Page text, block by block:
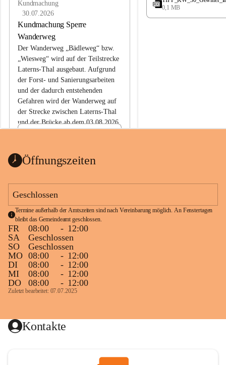
Kundmachung
30.07.2026
Kundmachung Sperre
Wanderweg
Der Wanderweg „Bädleweg“ bzw.
„Wiesweg“ wird auf der Teilstrecke
Laterns-Thal ausgebaut. Aufgrund
der Forst- und Sanierungsarbeiten
und der dadurch entstehenden
Gefahren wird der Wanderweg auf
der Strecke zwischen Laterns-Thal
und der Brücke ab dem 03.08.2026
ht
1 Seite•0,1 MB
e
0,1 MB
Öffnungszeiten
Geschlossen
Termine außerhalb der Amtszeiten sind nach Vereinbarung möglich. An Fenstertagen
bleibt das Gemeindeamt geschlossen.
FR 08:00 - 12:00
SA
Geschlossen
SO
Geschlossen
MO 08:00 - 12:00
DI
08:00 - 12:00
MI
08:00 - 12:00
DO
08:00 - 12:00
Zuletzt bearbeitet: 07.07.2025
Kontakte